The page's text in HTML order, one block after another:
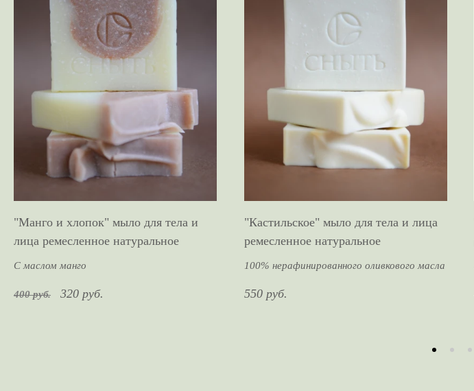
"Манго и хлопок" мыло для тела и
лица ремесленное натуральное
С маслом манго
400 руб. 320 руб.
"Кастильское" мыло для тела и лица
ремесленное натуральное
100% нерафинированного оливкового масла
550 руб.